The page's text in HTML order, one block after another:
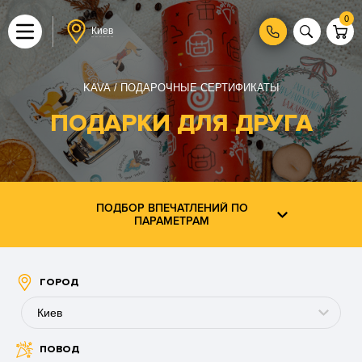
Киев
0
KAVA ПОДАРОЧНЫЕ СЕРТИФИКАТЫ
ПОДАРКИ ДЛЯ ДРУГА
ПОДБОР ВПЕЧАТЛЕНИЙ ПО
ПАРАМЕТРАМ
ГОРОД
Киев
Буковель
ПОВОД